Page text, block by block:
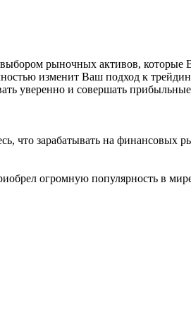
рыночных активов, которые
изменит Ваш подход к
уверенно и совершать
что зарабатывать на финансовых
огромную популярность в